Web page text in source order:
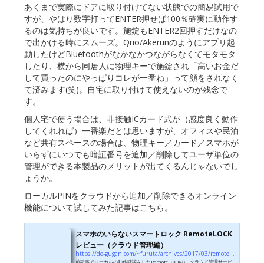
あくまで実際にドアに取り付けてない状態での簡易試用で
すが、やはり数字打ってENTER押せば100％確実に動作す
るのは気持ちが良いです。施錠もENTER2回押すだけなの
で出かける時にスムーズ。Qrio/Akerunのようにアプリ起
動したけどBluetoothがなかなかつながらなくてモタモタ
したり、横から同居人に物理キーで施錠され「高いお金だ
して買ったのにやっぱりコレが一番ね」って顔をされなく
て済みます(笑)。自宅に取り付けて使えないのが残念で
す。
個人宅で使う場合は、非接触ICカード式が（感度良く動作
してくれれば）一番楽だとは思いますが、オフィスや民泊
など共有スペースの場合は、物理キー／カード／スマホが
いらずにいつでも暗証番号を追加／削除してユーザ単位の
管理ができる本製品のメリットが出てくるんじゃないでし
ょうか。
ローカルPINをクラウドから追加／削除できるオンライン
機能について試してみた記事はこちら。
スマホのいらないスマートロック RemoteLOCK
レビュー（クラウド管理編）
https://do-gugan.com/~furuta/archives/2017/03/remotelock2.html
前記事でローカルの動作確認をしたRemoteLOCKの、クラウド管理サービ